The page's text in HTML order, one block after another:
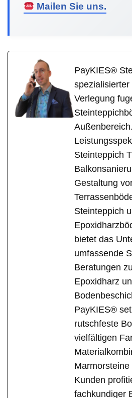
Mailen Sie uns.
PayKIES®
Verlegung
Steinteppich
Gestaltung
Steinteppich
bietet das
umfassende
Beratungen
Epoxidharz
PayKIES®
rutschfeste
vielfältigen
Kunden
fachkundiger